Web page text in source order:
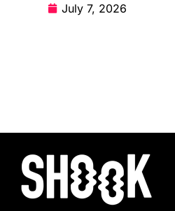
July 7, 2026